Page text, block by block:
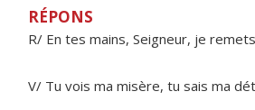
RÉPONS
R/ En tes mains, Seigneur, je
V/ Tu vois ma misère, tu sais ma